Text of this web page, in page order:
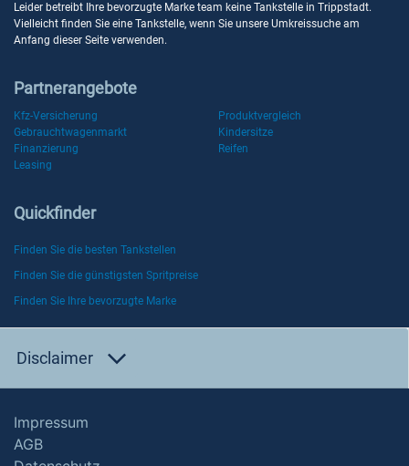
Leider betreibt Ihre bevorzugte Marke team keine Tankstelle in Trippstadt.
Vielleicht finden Sie eine Tankstelle, wenn Sie unsere Umkreissuche am
Anfang dieser Seite verwenden.
Partnerangebote
Kfz-Versicherung
Produktvergleich
Gebrauchtwagenmarkt
Kindersitze
Finanzierung
Reifen
Leasing
Quickfinder
Finden Sie die besten Tankstellen
Finden Sie die günstigsten Spritpreise
Finden Sie Ihre bevorzugte Marke
Disclaimer
Impressum
AGB